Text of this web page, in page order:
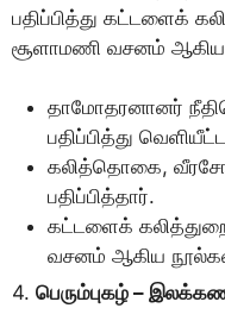
பதிப்பித்து கட்டளைக்
சூளாமணி வசனம் ஆகிய
தாமோதரனானர்
பதிப்பித்து
கலித்தொகை,
பதிப்பித்தார்.
கட்டளைக்
வசனம் ஆகிய
4. பெரும்புகழ் –